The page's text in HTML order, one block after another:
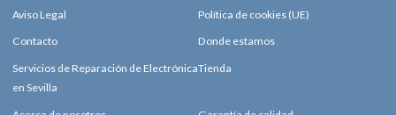
Aviso Legal Política de cookies (UE)
Contacto Donde estamos
Servicios de Reparación de Electrónica
en Sevilla
Tienda